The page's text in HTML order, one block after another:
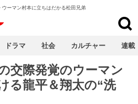
ウーマン村本に立ちはだかる松田兄弟
交際発覚のウーマン
る龍平＆翔太の“洗
ドラマ 社会 カルチャー 連載